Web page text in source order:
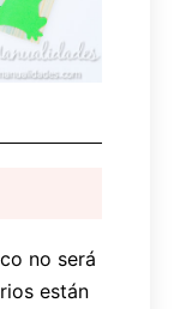
no será
están